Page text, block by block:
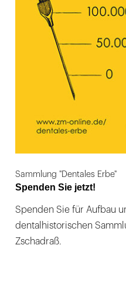
Sammlung "Dentales Erbe"
Spenden Sie jetzt!
Spenden Sie für Aufbau
dentalhistorischen
Zschadraß.